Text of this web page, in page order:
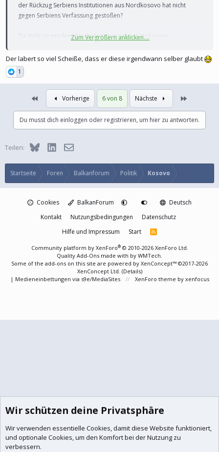
der Rückzug Serbiens Institutionen aus Nordkosovo hat nicht
gegen Serbiens Verfassung gestoßen?
Da steht nirgendwo das Serbien irgendein Urteil eures
Zum Vergrößern anklicken....
Der labert so viel Scheiße, dass er diese irgendwann selber glaubt
1
Vorherige 6 von 8 Nächste
Du musst dich einloggen oder registrieren, um hier zu antworten.
Teilen: BlueskyLinkedInE-Mail
Startseite Foren Balkanforum Politik Kosovo
Cookies BalkanForum
Deutsch
Kontakt
Nutzungsbedingungen
Datenschutz
Hilfe und Impressum
Start
R
S
Community platform by XenForo® © 2010-2026 XenForo Ltd.
Quality Add-Ons made with by WMTech.
Some of the add-ons on this site are powered by XenConcept™ ©2017-2026
XenConcept Ltd. (Details)
| Medieneinbettungen via s9e/MediaSites XenForo theme by xenfocus
Wir schützen deine Privatsphäre
Wir verwenden essentielle Cookies, damit diese Website funktioniert,
und optionale Cookies, um den Komfort bei der Nutzung zu
verbessern.